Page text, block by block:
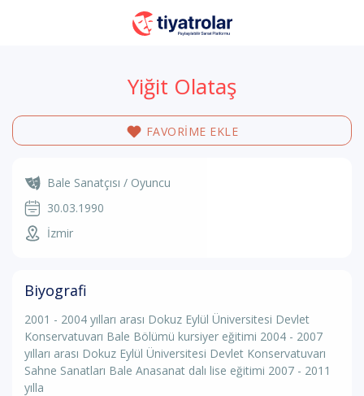
Yiğit Olataş
FAVORİME EKLE
Bale Sanatçısı / Oyuncu
30.03.1990
İzmir
Biyografi
2001 - 2004 yılları arası Dokuz Eylül Üniversitesi Devlet
Konservatuvarı Bale Bölümü kursiyer eğitimi 2004 - 2007
yılları arası Dokuz Eylül Üniversitesi Devlet Konservatuvarı
Sahne Sanatları Bale Anasanat dalı lise eğitimi 2007 - 2011
yılla